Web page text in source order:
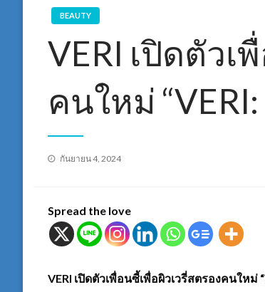
BEAUTY
VERI เปิดตัวเ
คนใหม่
Posted
กันยายน 4, 2024
Spread the love
VERI เปิดตัวเพื่อนซี้เพื่อผิวเวรี่สตรองคนใหม่